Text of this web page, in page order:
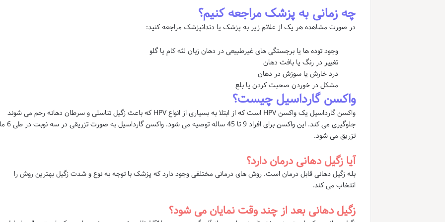
چه زمانی به پزشک مراجعه کنیم؟
در صورت مشاهده هر یک از علائم زیر به پزشک یا دندانپزشک مراجعه کنید:
وجود توده ها یا برجستگی های غیرطبیعی در دهان زبان لثه کام یا گلو
تغییر در رنگ یا بافت دهان
درد خارش یا سوزش در دهان
مشکل در خوردن صحبت کردن یا بلع
واکسن گارداسیل چیست؟
واکسن گارداسیل یک واکسن HPV است که از ابتلا به بسیاری از انواع HPV که باعث زگیل تناسلی و سرطان دهانه رحم می شوند
جلوگیری می کند. این واکسن برای افراد 9
تزریق می شود.
آیا زگیل دهانی درمان دارد؟
بله زگیل دهانی قابل درمان است. روش های درمانی مختلفی وجود دارد که پزشک با توجه به نوع و شدت زگیل بهترین روش را
انتخاب می کند.
زگیل دهانی بعد از چند وقت نمایان می شود؟